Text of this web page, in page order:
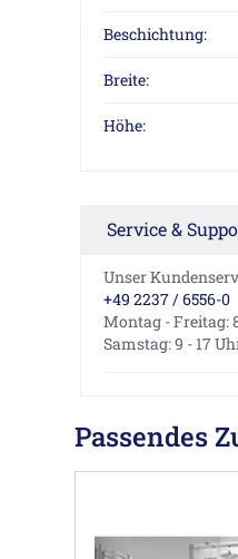
Beschichtung:
Breite:
Höhe:
Service &
Unser
+49 2237 / 6556-0
Montag - Freitag:
Samstag: 9 - 17
Passendes